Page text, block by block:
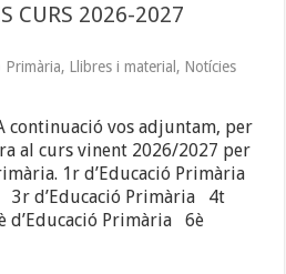
CURS 2026-2027
Primària, Llibres i material , Notícies
continuació vos adjuntam, per
al curs vinent 2026/2027 per
1r d’Educació Primària
3r d’Educació Primària 4t
d’Educació Primària 6è